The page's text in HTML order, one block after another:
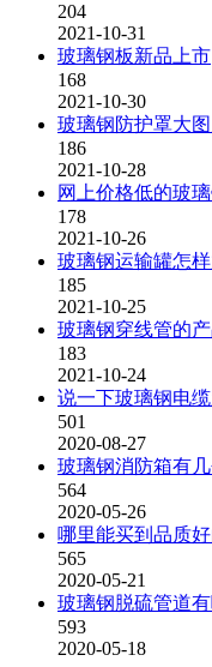
204
2021-10-31
玻璃钢板新品上市
168
2021-10-30
玻璃钢防护罩大
186
2021-10-28
网上价格低的玻
178
2021-10-26
玻璃钢运输罐怎
185
2021-10-25
玻璃钢穿线管的
183
2021-10-24
说一下玻璃钢电
501
2020-08-27
玻璃钢消防箱有
564
2020-05-26
哪里能买到品质
565
2020-05-21
玻璃钢脱硫管道
593
2020-05-18